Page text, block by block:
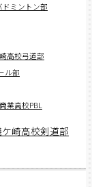
ミントン部
高校弓道部
ル部
業高校PBL
ケ崎高校剣道部